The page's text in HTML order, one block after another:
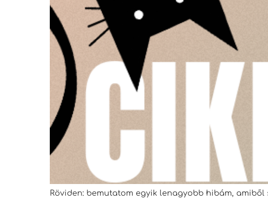
Röviden: bemutatom egyik lenagyobb hibám,